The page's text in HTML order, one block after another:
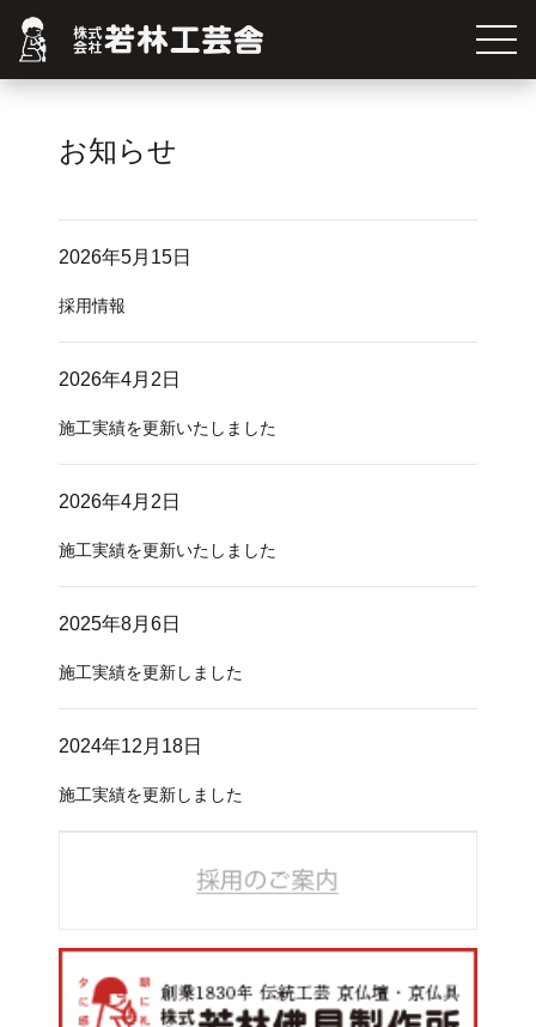
お知らせ
2026年5月15日
採用情報
2026年4月2日
施工実績を更新いたしました
2026年4月2日
施工実績を更新いたしました
2025年8月6日
施工実績を更新しました
2024年12月18日
施工実績を更新しました